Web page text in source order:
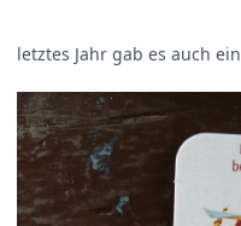
letztes Jahr gab es auch